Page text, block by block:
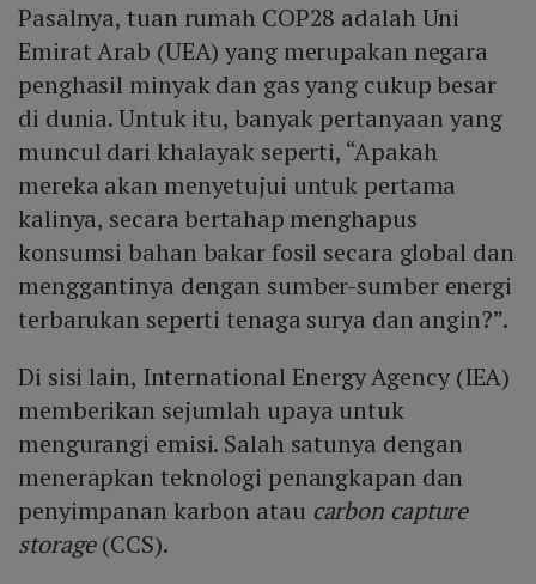
Pasalnya, tuan rumah COP28 adalah Uni
Emirat Arab (UEA) yang merupakan negara
penghasil minyak dan gas yang cukup besar
di dunia. Untuk itu, banyak pertanyaan yang
muncul dari khalayak seperti, “Apakah
mereka akan menyetujui untuk pertama
kalinya, secara bertahap menghapus
konsumsi bahan bakar fosil secara global dan
menggantinya dengan sumber-sumber energi
terbarukan seperti tenaga surya dan angin?”.
Di sisi lain, International Energy Agency (IEA)
memberikan sejumlah upaya untuk
mengurangi emisi. Salah satunya dengan
menerapkan teknologi penangkapan dan
penyimpanan karbon atau carbon capture
storage(CCS).